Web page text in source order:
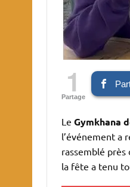
1
Partage
Le Gymkhana
l’événement a
rassemblé près
la fête a tenu